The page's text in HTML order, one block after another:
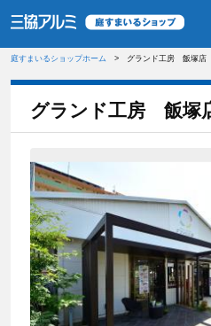
庭すまいるショップホーム グランド工房 飯塚店
グランド工房 飯塚